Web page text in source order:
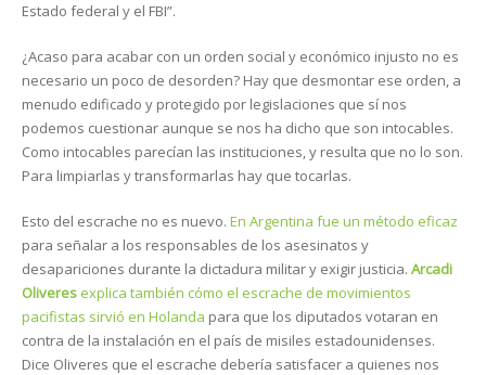
Estado federal y el FBI”.
¿Acaso para acabar con un orden social y económico injusto no es
necesario un poco de desorden? Hay que desmontar ese orden, a
menudo edificado y protegido por legislaciones que sí nos
podemos cuestionar aunque se nos ha dicho que son intocables.
Como intocables parecían las instituciones, y resulta que no lo son.
Para limpiarlas y transformarlas hay que tocarlas.
Esto del escrache no es nuevo. En Argentina fue un método eficaz
para señalar a los responsables de los asesinatos y
desapariciones durante la dictadura militar y exigir justicia. Arcadi
Oliveres explica también cómo el escrache de movimientos
pacifistas sirvió en Holanda para que los diputados votaran en
contra de la instalación en el país de misiles estadounidenses.
Dice Oliveres que el escrache debería satisfacer a quienes nos